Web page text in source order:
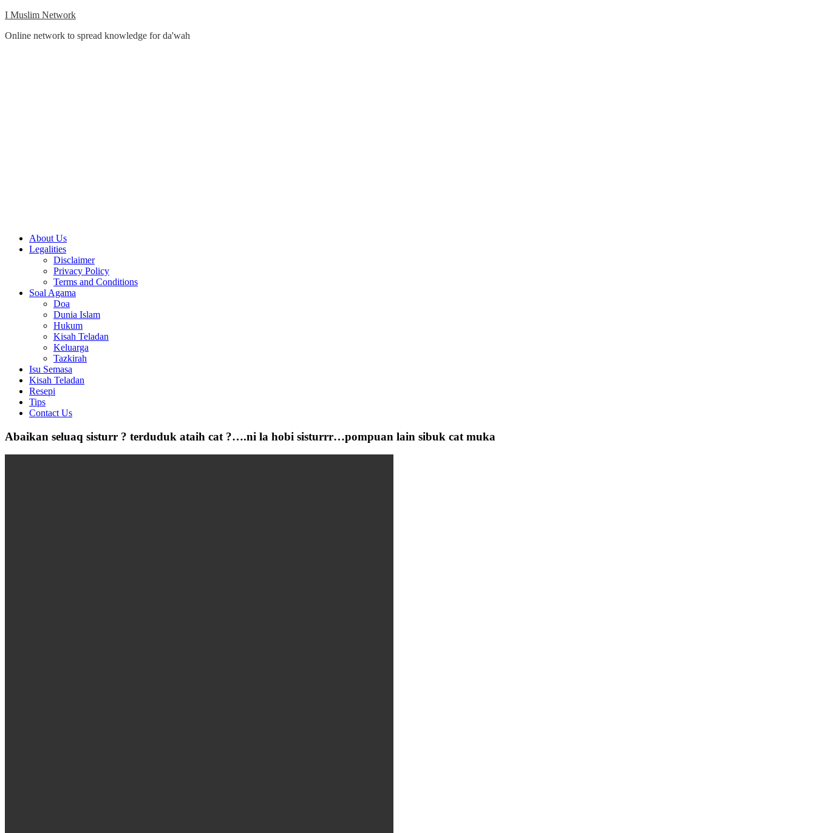
Skip
content
I Muslim Network
Online network to spread knowledge for da'wah
Close
Menu
About Us
Legalities
Disclaimer
Privacy Policy
Terms and Conditions
Soal Agama
Doa
Dunia Islam
Hukum
Kisah Teladan
Keluarga
Tazkirah
Isu Semasa
Kisah Teladan
Resepi
Tips
Contact Us
Abaikan seluaq sisturr ? terduduk ataih cat ?….ni la hobi sisturrr…pompuan lain sibuk cat muka